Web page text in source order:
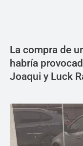
La compra de
habría
Joaqui y Luck